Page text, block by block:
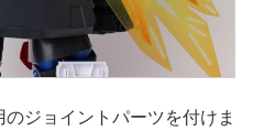
ジョイントパーツを付けま